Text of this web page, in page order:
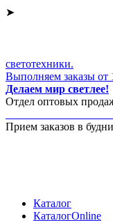
➤
светотехники.
Выполняем заказы от
Делаем мир светлее!
Отдел оптовых
+7
Прием заказов в
Каталог
КаталогOnline